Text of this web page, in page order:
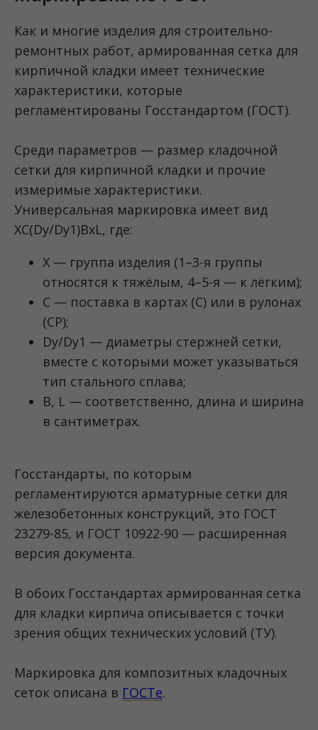
Как и многие изделия для строительно-
ремонтных работ, армированная сетка для
кирпичной кладки имеет технические
характеристики, которые
регламентированы Госстандартом (ГОСТ).
Среди параметров — размер кладочной
сетки для кирпичной кладки и прочие
измеримые характеристики.
Универсальная маркировка имеет вид
XC(Dy/Dy1)BxL, где:
X — группа изделия (1–3-я группы
относятся к тяжёлым, 4–5-я — к лёгким);
C — поставка в картах (C) или в рулонах
(CP);
Dy/Dy1 — диаметры стержней сетки,
вместе с которыми может указываться
тип стального сплава;
B, L — соответственно, длина и ширина
в сантиметрах.
Госстандарты, по которым
регламентируются арматурные сетки для
железобетонных конструкций, это ГОСТ
23279-85, и ГОСТ 10922-90 — расширенная
версия документа.
В обоих Госстандартах армированная сетка
для кладки кирпича описывается с точки
зрения общих технических условий (ТУ).
Маркировка для композитных кладочных
сеток описана в ГОСТе.